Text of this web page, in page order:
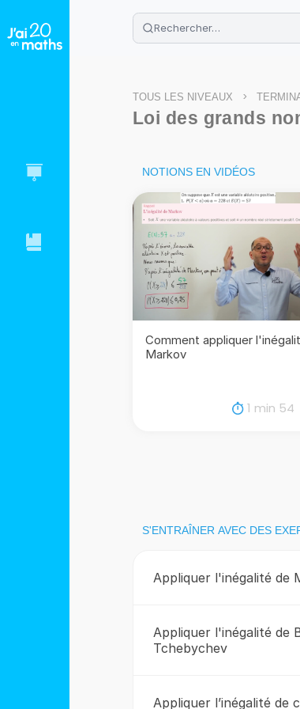
🌴Cahier de vacances
Télécharge ton PDF gratuit
TOUS LES NIVEAUX >
Loi des grands
NOTIONS EN VIDÉOS
Comment appliquer
Markov
1 min 54
S'ENTRAÎNER AVEC DES
Appliquer l'inégalité de
Appliquer l'inégalité de
Tchebychev
Appliquer l’inégalité